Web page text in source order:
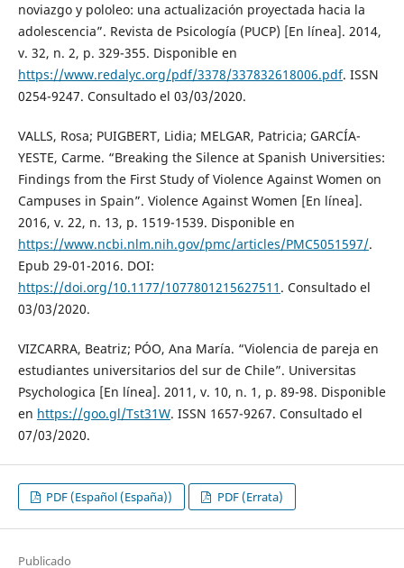
noviazgo y pololeo: una actualización proyectada hacia la
adolescencia”. Revista de Psicología (PUCP) [En línea]. 2014,
v. 32, n. 2, p. 329-355. Disponible en
https://www.redalyc.org/pdf/3378/337832618006.pdf. ISSN
0254-9247. Consultado el 03/03/2020.
VALLS, Rosa; PUIGBERT, Lidia; MELGAR, Patricia; GARCÍA-
YESTE, Carme. “Breaking the Silence at Spanish Universities:
Findings from the First Study of Violence Against Women on
Campuses in Spain”. Violence Against Women [En línea].
2016, v. 22, n. 13, p. 1519-1539. Disponible en
https://www.ncbi.nlm.nih.gov/pmc/articles/PMC5051597/.
Epub 29-01-2016. DOI:
https://doi.org/10.1177/1077801215627511 . Consultado el
03/03/2020.
VIZCARRA, Beatriz; PÓO, Ana María. “Violencia de pareja en
estudiantes universitarios del sur de Chile”. Universitas
Psychologica [En línea]. 2011, v. 10, n. 1, p. 89-98. Disponible
en https://goo.gl/Tst31W. ISSN 1657-9267. Consultado el
07/03/2020.
PDF (Español (España)) PDF (Errata)
Publicado